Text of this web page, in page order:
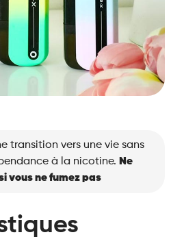
transition vers une vie sans
à la nicotine. Ne
vous ne fumez pas